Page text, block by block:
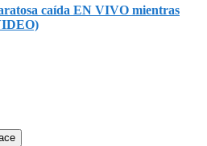
caída EN VIVO mientras